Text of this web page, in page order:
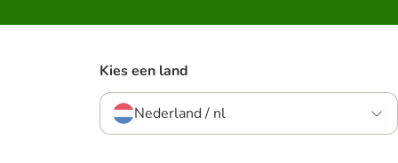
Kies een land
Nederland / nl